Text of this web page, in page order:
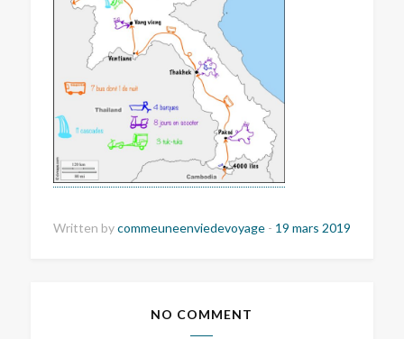
Written bycommeuneenviedevoyage - 19 mars 2019
NO COMMENT